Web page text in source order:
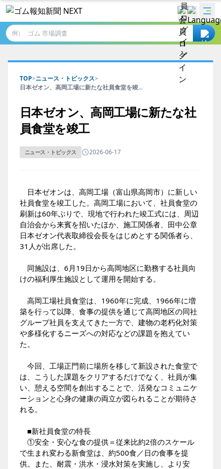
例）
TOP>ニュース・トピックス>
日本ゼオン、高岡工場に新たな社員食堂を竣...
日本ゼオン、高岡工場に新たな社
員食堂を竣工
ニュース・トピックス 2026-06-17
日本ゼオンは、高岡工場（富山県高岡市）に新しい
社員食堂を竣工した。高岡工場において、社員食堂の
刷新は60年ぶりで、現地で行われた竣工式には、周辺
自治会から来賓を招いたほか、施工関係者、田中公章
日本ゼオン代表取締役会長をはじめとする関係者ら、
31人が出席した。
同施設は、6月19日から高岡地区に勤務する社員向
けの福利厚生施設として運用を開始する。
高岡工場社員食堂は、1960年に完成、1966年に増
築を行って以降、食事の提供を通じて高岡地区の同社
グループ社員を支えてきた一方で、建物の老朽化対策
や多様化するニーズへの対応などの課題を抱えてい
た。
今回、工場正門前に場所を移して新設された食堂で
は、こうした課題をクリアするだけでなく、社員が集
い、憩える空間を創出することで、活発なコミュニケ
ーションと心身の健康の両立が図られることが期待さ
れる。
■新社員食堂の特長
①安全・安心な食の提供＝従来比約2倍のスケール
で生まれ変わる新食堂は、約500食／日の食事を提
供。また、耐震・洪水・浸水対策を実施し、より安